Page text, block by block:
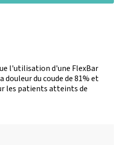
l'utilisation d'une FlexBar
du coude de 81% et
les patients atteints de